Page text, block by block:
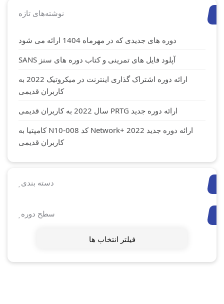
نوشته‌های تازه
دوره های جدیدی که در مهرماه 1404 ارائه می شود
آپلود فایل های تمرینی و کتاب دوره های سنز SANS
ارائه دوره اشتراک گذاری اینترنت در میکروتیک 2022 به
کاربران قدیمی
ارائه دوره جدید PRTG سال 2022 به کاربران قدیمی
ارائه دوره جدید Network+ 2022 کد N10-008 کامپتیا به
کاربران قدیمی
دسته بندی
سطح دوره
فیلتر انتخاب ها